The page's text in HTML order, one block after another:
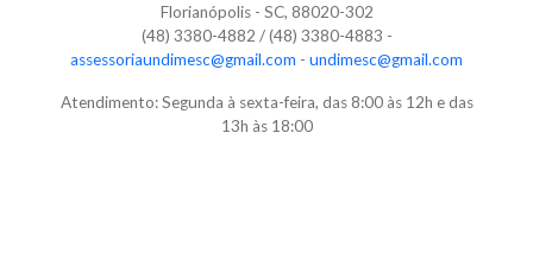
Florianópolis - SC, 88020-302
(48) 3380-4882 / (48) 3380-4883 -
assessoriaundimesc@gmail.com - undimesc@gmail.com
Atendimento: Segunda à sexta-feira, das 8:00 às 12h e das
13h às 18:00